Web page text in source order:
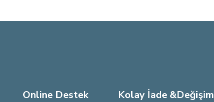
Online Destek Kolay İade &Değişim